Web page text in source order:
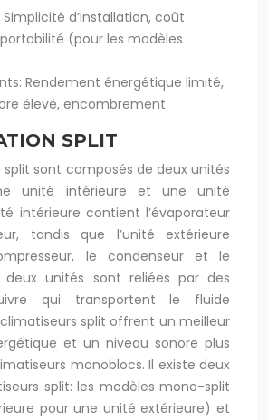
d’installation, coût
(pour les modèles
Rendement énergétique limité,
élevé, encombrement.
SPLIT
split sont composés de deux unités
unité intérieure et une unité
intérieure contient l’évaporateur
tandis que l’unité extérieure
le condenseur et le
deux unités sont reliées par des
qui transportent le fluide
split offrent un meilleur
et un niveau sonore plus
monoblocs. Il existe deux
split: les modèles mono-split
pour une unité extérieure) et